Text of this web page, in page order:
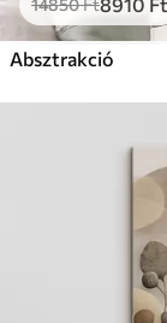
14850Ft
Absztrakció